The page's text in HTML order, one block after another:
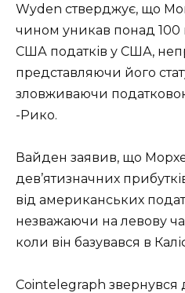
Wyden стверджує, що
чином уникав понад 100
США податків у США,
представляючи його
зловживаючи
-Рико.
Вайден заявив, що
дев’ятизначних
від американських
незважаючи на левову
коли він базувався в
Cointelegraph звернувся